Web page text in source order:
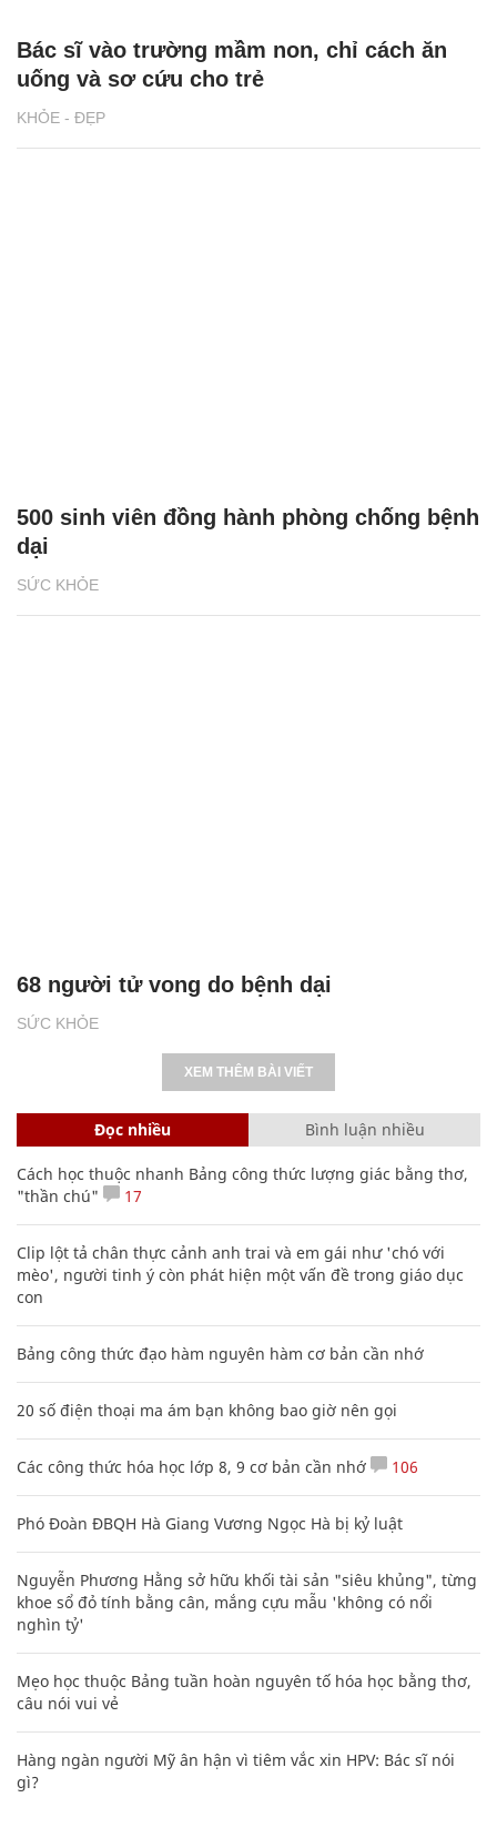
KHỎE - ĐẸP
Bác sĩ vào trường mầm non, chỉ cách ăn
uống và sơ cứu cho trẻ
SỨC KHỎE
500 sinh viên đồng hành phòng chống bệnh
dại
SỨC KHỎE
68 người tử vong do bệnh dại
XEM THÊM BÀI VIẾT
Đọc nhiều Bình luận nhiều
Cách học thuộc nhanh Bảng công thức lượng giác bằng thơ,
"thần chú"
17
Clip lột tả chân thực cảnh anh trai và em gái như 'chó với
mèo', người tinh ý còn phát hiện một vấn đề trong giáo dục
con
Bảng công thức đạo hàm nguyên hàm cơ bản cần nhớ
20 số điện thoại ma ám bạn không bao giờ nên gọi
Các công thức hóa học lớp 8, 9 cơ bản cần nhớ 106
Phó Đoàn ĐBQH Hà Giang Vương Ngọc Hà bị kỷ luật
Nguyễn Phương Hằng sở hữu khối tài sản "siêu khủng", từng
khoe sổ đỏ tính bằng cân, mắng cựu mẫu 'không có nổi
nghìn tỷ'
Mẹo học thuộc Bảng tuần hoàn nguyên tố hóa học bằng thơ,
câu nói vui vẻ
Hàng ngàn người Mỹ ân hận vì tiêm vắc xin HPV: Bác sĩ nói
gì?